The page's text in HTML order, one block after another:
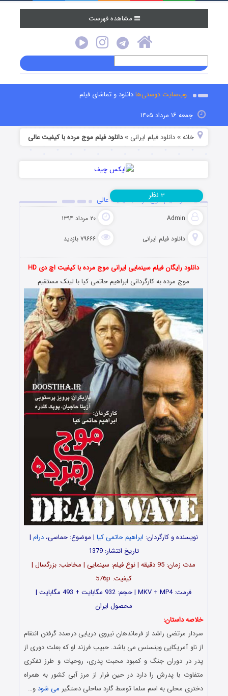
مشاهده فهرست
وب‌سایت دوستی‌هادانلود و تماشای فیلم
جمعه ۱۶ مرداد ۱۴۰۵
خانه »دانلود فیلم‌ ایرانی »دانلود فیلم موج مرده با کیفیت عالی
دانلود فیلم موج مرده با کیفیت عالی
Admin ۲۰ مرداد ۱۳۹۴
دانلود فیلم‌ ایرانی ۷۹۶۶۶ بازدید
۳ نظر
دانلود رایگانفیلمسینمایی ایرانی موج مرده با کیفیت اچ دی HD
موج مرده به کارگردانی ابراهیم حاتمی کیا با لینک مستقیم
نویسنده و کارگردان: ابراهیم حاتمی کیا | موضوع: حماسی،درام |
تاریخ انتشار: 1379
مدت زمان: 95 دقیقه | نوع فیلم: سینمایی | مخاطب: بزرگسال |
کیفیت: 576p
فرمت: MKV + MP4 | حجم: 932 مگابایت + 493 مگابایت |
محصول ایران
خلاصه داستان:
سردار مرتضی راشد از فرماندهان نیروی دریایی درصدد گرفتن انتقام
از ناو آمریکایی وینسنس می باشد. حبیب فرزند او که بعلت دوری از
پدر در دوران جنگ و کمبود محبت پدری، روحیات و طرز تفکری
متفاوت با پدرش را دارد در حین فرار از مرز آبی کشور به همراه
دختری محلی به اسم سلما توسط گارد ساحلی دستگیر می شودو…